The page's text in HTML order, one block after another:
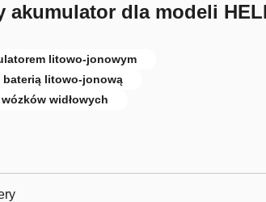
akumulator dla modeli HELI
litowo-jonowym
baterią litowo-jonową
widłowych